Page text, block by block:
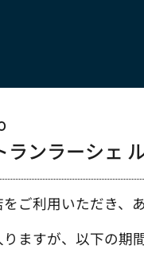
ランラーシェ
ご利用いただき、
ますが、以下の期